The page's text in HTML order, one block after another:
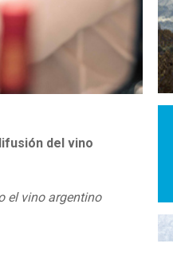
del vino
el vino argentino